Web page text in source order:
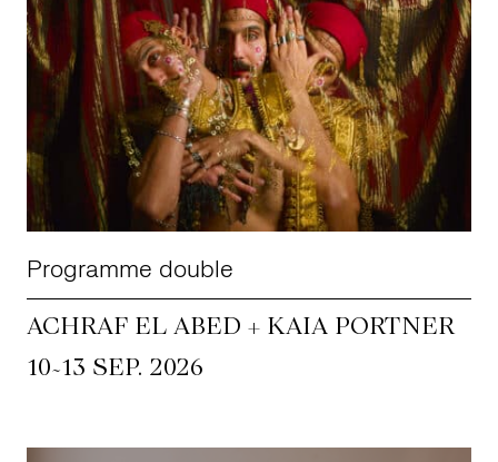
Programme double
ACHRAF EL ABED + KAIA PORTNER
10~13 SEP. 2026